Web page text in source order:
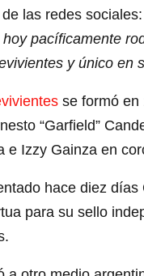
las redes sociales:
pacíficamente
y único en
se formó en
“Garfield”
e Izzy Gainza en
hace diez
para su sello